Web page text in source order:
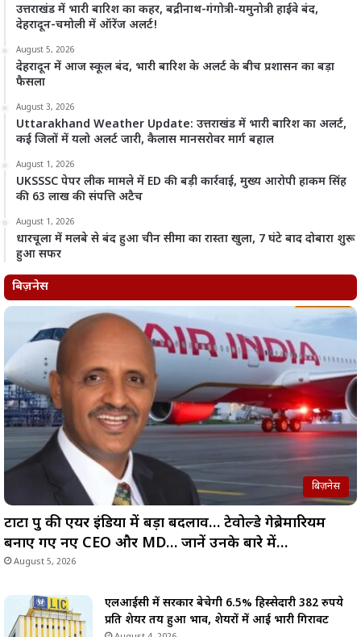
उत्तराखंड में भारी बारिश का कहर, बद्रीनाथ-गंगोत्री-यमुनोत्री हाईवे बंद,
देहरादून-चमोली में ऑरेंज अलर्ट!
August 5, 2026
देहरादून में आज स्कूल बंद, भारी बारिश के अलर्ट के बीच प्रशासन का बड़ा
फैसला
August 3, 2026
Uttarakhand Weather Update: उत्तराखंड में भारी बारिश का अलर्ट,
कई जिलों में यलो अलर्ट जारी, कैलास मानसरोवर मार्ग बहाल
August 1, 2026
UKSSSC पेपर लीक मामले में ED की बड़ी कार्रवाई, मुख्य आरोपी हाकम सिंह
की 63 लाख की संपत्ति अटैच
August 1, 2026
धारचूला में मलबे से बंद हुआ चीन सीमा का रास्ता खुला, 7 घंटे बाद दोबारा शुरू
हुआ सफर
बिज़नेस
बिज़नेस
टाटा ग्रुप की एयर इंडिया में बड़ा बदलाव… टेवोल्डे गेब्रेमारियम
बनाए गए नए CEO और MD… जानें उनके बारे में…
August 5, 2026
एलआईसी में सरकार बेचेगी 6.5% हिस्सेदारी 382 रुपये
प्रति शेयर तय हुआ भाव, शेयरों में आई भारी गिरावट